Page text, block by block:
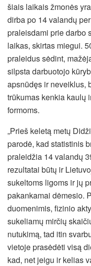
šiais laikais žmonės
dirba po 14 valandų
praleisdami prie darbo
laikas, skirtas miegui.
praleidus sėdint,
silpsta darbuotojo
apsnūdęs ir neveiklus,
trūkumas kenkia kaulų
formoms.
„Prieš keletą metų
parodė, kad statistinis
praleidžia 14 valandų
rezultatai būtų ir
sukeltoms ligoms ir jų
pakankamai dėmesio.
duomenimis, fizinio
sukeliamų mirčių
nutukimą, tad itin
vietoje prasėdėti visą
kad, net jeigu ir kelias